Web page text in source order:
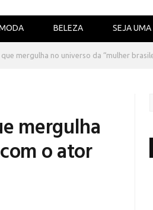
BELEZA SEJA UMA
mergulha no universo da “mulher
mergulha
o ator